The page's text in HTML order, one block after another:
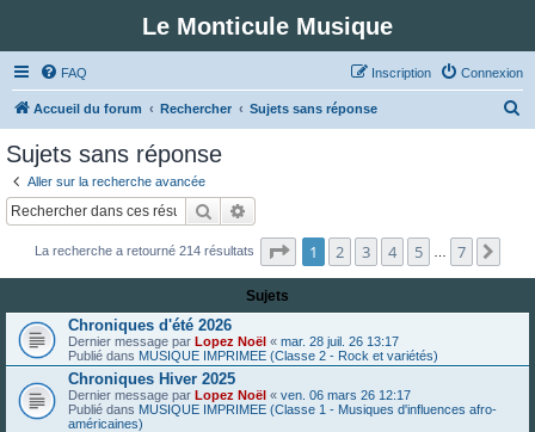
Le Monticule Musique
FAQ Connexion
Inscription
Accueil du forum Rechercher Sujets sans réponse
c
r
Sujets sans réponse
Aller sur la recherche avancée
Rechercher
La recherche a retourné 214 résultats Page sur7
1 2 3 4 5 7
Sujets
Chroniques d'été 2026
Dernier message par Lopez Noël « mar. 28 juil. 26 13:17
Publié dans MUSIQUE IMPRIMEE (Classe 2 - Rock et variétés)
Chroniques Hiver 2025
Dernier message par Lopez Noël « ven. 06 mars 26 12:17
Publié dans MUSIQUE IMPRIMEE (Classe 1 - Musiques d'influences afro-
américaines)